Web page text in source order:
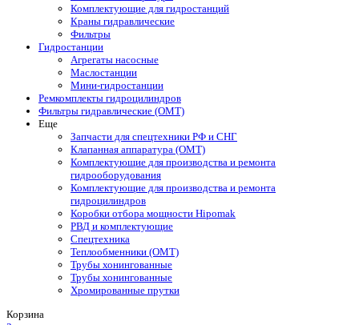
Комплектующие для гидростанций
Краны гидравлические
Фильтры
Гидростанции
Агрегаты насосные
Маслостанции
Мини-гидростанции
Ремкомплекты гидроцилиндров
Фильтры гидравлические (OMT)
Еще
Запчасти для спецтехники РФ и СНГ
Клапанная аппаратура (OMT)
Комплектующие для производства и ремонта
гидрооборудования
Комплектующие для производства и ремонта
гидроцилиндров
Коробки отбора мощности Hipomak
РВД и комплектующие
Спецтехника
Теплообменники (OMT)
Трубы хонингованные
Трубы хонингованные
Хромированные прутки
Корзина